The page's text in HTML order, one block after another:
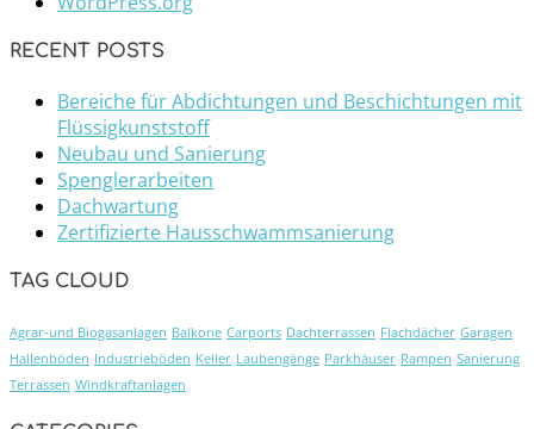
RECENT POSTS
Bereiche für Abdichtungen und Beschichtungen mit
Flüssigkunststoff
Neubau und Sanierung
Spenglerarbeiten
Dachwartung
Zertifizierte Hausschwammsanierung
TAG CLOUD
Agrar-und Biogasanlagen Balkone Carports Dachterrassen Flachdächer Garagen
Hallenböden Industrieböden Keller Laubengänge Parkhäuser Rampen Sanierung
Terrassen Windkraftanlagen